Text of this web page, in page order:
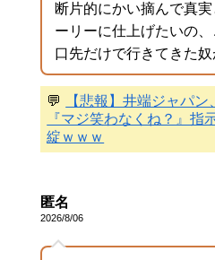
断片的にかい摘んで真
ーリーに仕上げたいの
口先だけで行きてきた
💬
【悲報】井端ジャパ
『マジ笑わなくね？』指
綻ｗｗｗ
匿名
2026/8/06